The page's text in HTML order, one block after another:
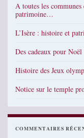
A toutes les communes
patrimoine…
L’Isère : histoire et
Des cadeaux pour Noël
Histoire des Jeux
Notice sur le temple
COMMENTAIRES